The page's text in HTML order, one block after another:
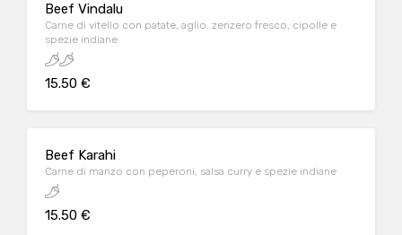
Beef Vindalu
Carne di vitello con patate, aglio. zenzero fresco, cipolle e
spezie indiane
15.50 €
Beef Karahi
Carne di manzo con peperoni, salsa curry e spezie indiane
15.50 €